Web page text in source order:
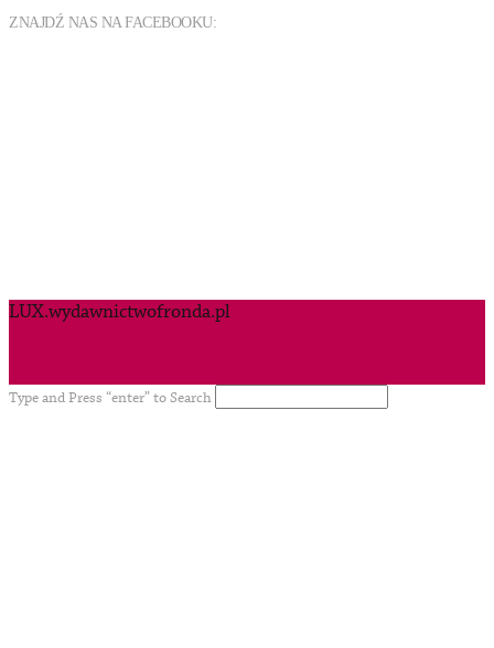
ZNAJDŹ NAS NA FACEBOOKU:
LUX.wydawnictwofronda.pl
Type and Press “enter” to Search